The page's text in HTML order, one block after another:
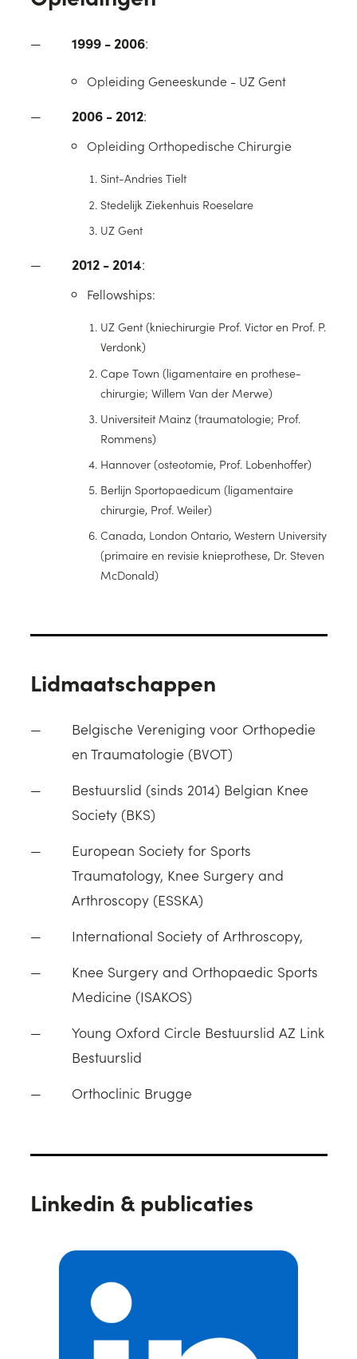
1999 - 2006:
Opleiding Geneeskunde - UZ Gent
2006 - 2012:
Opleiding Orthopedische Chirurgie
Sint-Andries Tielt
Stedelijk Ziekenhuis Roeselare
UZ Gent
2012 - 2014:
Fellowships:
UZ Gent (kniechirurgie Prof. Victor en Prof. P.
Verdonk)
Cape Town (ligamentaire en prothese-
chirurgie; Willem Van der Merwe)
Universiteit Mainz (traumatologie; Prof.
Rommens)
Hannover (osteotomie, Prof. Lobenhoffer)
Berlijn Sportopaedicum (ligamentaire
chirurgie, Prof. Weiler)
Canada, London Ontario, Western University
(primaire en revisie knieprothese, Dr. Steven
McDonald)
Lidmaatschappen
Belgische Vereniging voor Orthopedie
en Traumatologie (BVOT)
Bestuurslid (sinds 2014) Belgian Knee
Society (BKS)
European Society for Sports
Traumatology, Knee Surgery and
Arthroscopy (ESSKA)
International Society of Arthroscopy,
Knee Surgery and Orthopaedic Sports
Medicine (ISAKOS)
Young Oxford Circle Bestuurslid AZ Link
Bestuurslid
Orthoclinic Brugge
Linkedin & publicaties